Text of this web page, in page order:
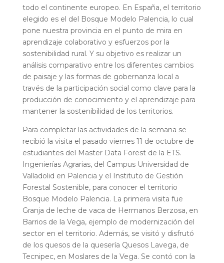
todo el continente europeo. En España, el territorio
elegido es el del Bosque Modelo Palencia, lo cual
pone nuestra provincia en el punto de mira en
aprendizaje colaborativo y esfuerzos por la
sostenibilidad rural. Y su objetivo es realizar un
análisis comparativo entre los diferentes cambios
de paisaje y las formas de gobernanza local a
través de la participación social como clave para la
producción de conocimiento y el aprendizaje para
mantener la sostenibilidad de los territorios.
Para completar las actividades de la semana se
recibió la visita el pasado viernes 11 de octubre de
estudiantes del Master Data Forest de la ETS.
Ingenierías Agrarias, del Campus Universidad de
Valladolid en Palencia y el Instituto de Gestión
Forestal Sostenible, para conocer el territorio
Bosque Modelo Palencia. La primera visita fue
Granja de leche de vaca de Hermanos Berzosa, en
Barrios de la Vega, ejemplo de modernización del
sector en el territorio. Además, se visitó y disfrutó
de los quesos de la quesería Quesos Lavega, de
Tecnipec, en Moslares de la Vega. Se contó con la